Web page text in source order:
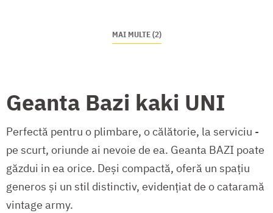
MAI MULTE (2)
Geanta Bazi kaki UNI
Perfectă pentru o plimbare, o călătorie, la serviciu -
pe scurt, oriunde ai nevoie de ea. Geanta BAZI poate
găzdui in ea orice. Deși compactă, oferă un spațiu
generos și un stil distinctiv, evidențiat de o cataramă
vintage army.